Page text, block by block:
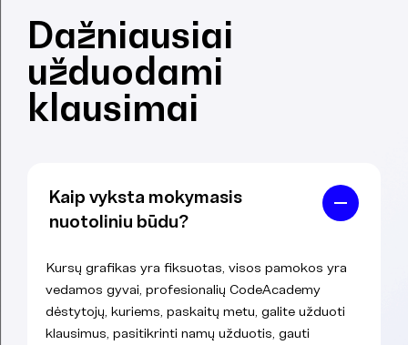
Dažniausiai
užduodami
klausimai
Kaip vyksta mokymasis
nuotoliniu būdu?
Kursų grafikas yra fiksuotas, visos pamokos yra
vedamos gyvai, profesionalių CodeAcademy
dėstytojų, kuriems, paskaitų metu, galite užduoti
klausimus, pasitikrinti namų užduotis, gauti